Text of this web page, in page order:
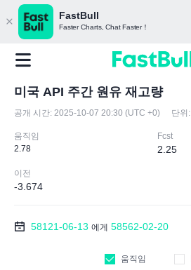
FastBull
Faster Charts, Chat Faster！
미국 API 주간 원유 재고량
공개 시간: 2025-10-07 20:30 (UTC +0) 단위:
움직임
2.78
Fcst
2.25
이전
-3.674
58121-06-13 에게 58562-02-20
움직임